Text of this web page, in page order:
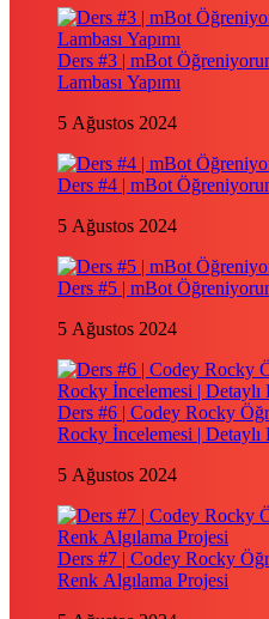
Ders #3 | mBot
Lambası Yapımı
5 Ağustos 2024
Ders #4 | mBot
5 Ağustos 2024
Ders #5 | mBot
5 Ağustos 2024
Ders #6 | Codey Rocky
Rocky İncelemesi | Detaylı
5 Ağustos 2024
Ders #7 | Codey Rocky
Renk Algılama Projesi